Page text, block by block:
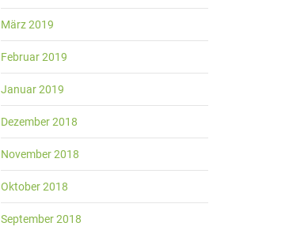
März 2019
Februar 2019
Januar 2019
Dezember 2018
November 2018
Oktober 2018
September 2018